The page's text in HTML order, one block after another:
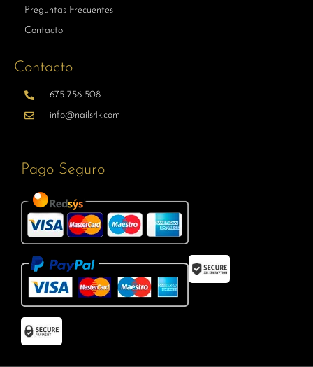
Preguntas Frecuentes
Contacto
Contacto
675 756 508
info@nails4k.com
Pago Seguro